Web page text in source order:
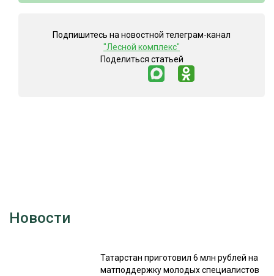
Подпишитесь на новостной телеграм-канал
"Лесной комплекс"
Поделиться статьей
Новости
Татарстан приготовил 6 млн рублей на
матподдержку молодых специалистов